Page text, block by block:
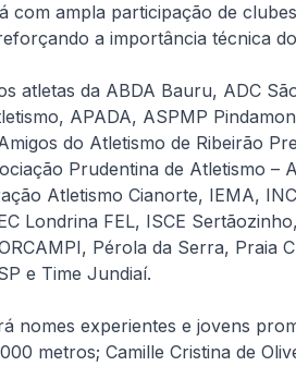
com ampla participação de
a importância técnica
atletas da ABDA Bauru, ADC
APADA, ASPMP
do Atletismo de Ribeirão
Prudentina de Atletismo –
Atletismo Cianorte, IEMA,
Londrina FEL, ISCE
Pérola da Serra, Praia
e Time Jundiaí.
nomes experientes e jovens
metros; Camille Cristina de